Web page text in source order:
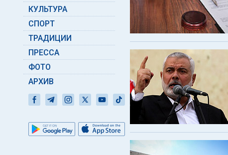
КУЛЬТУРА
СПОРТ
ТРАДИЦИИ
ПРЕССА
ФОТО
АРХИВ